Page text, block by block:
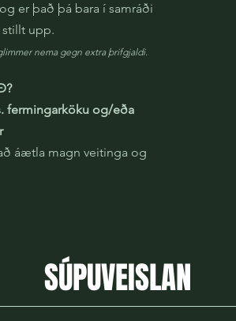
er það þá bara í samráði
stillt upp.
nema gegn extra þrifgjaldi.
fermingarköku og/eða
áætla magn veitinga og
SÚPUVEISLAN